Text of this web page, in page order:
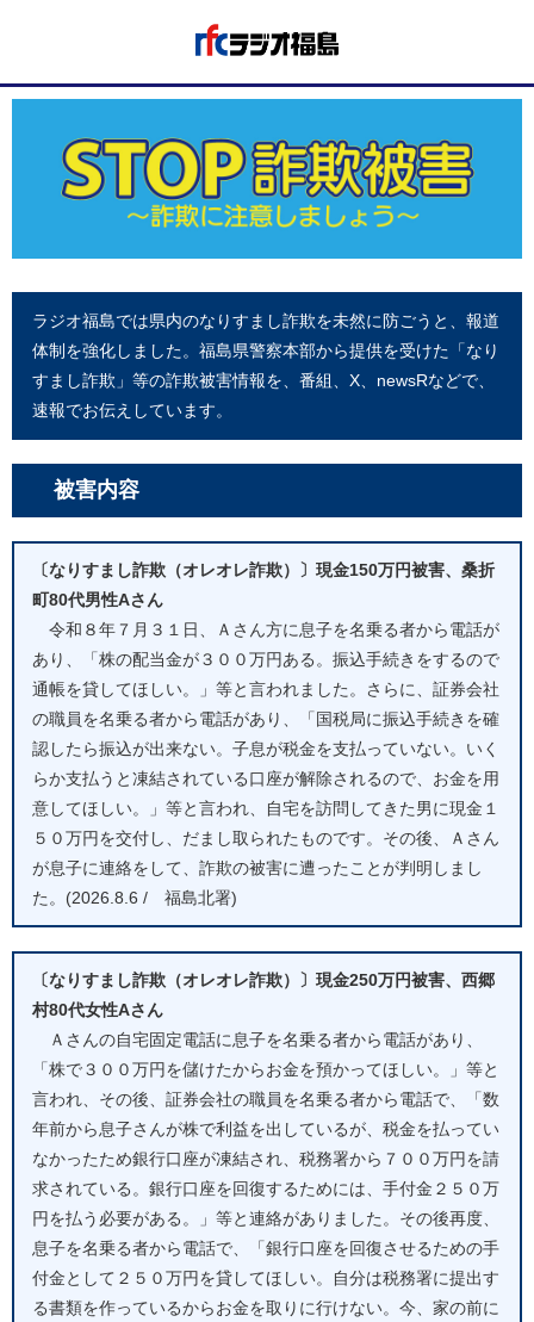
ラジオ福島では県内のなりすまし詐欺を未然に防ごうと、報道
体制を強化しました。福島県警察本部から提供を受けた「なり
すまし詐欺」等の詐欺被害情報を、番組、X、newsRなどで、
速報でお伝えしています。
被害内容
〔なりすまし詐欺（オレオレ詐欺）〕現金150万円被害、桑折
町80代男性Aさん
令和８年７月３１日、Ａさん方に息子を名乗る者から電話が
あり、「株の配当金が３００万円ある。振込手続きをするので
通帳を貸してほしい。」等と言われました。さらに、証券会社
の職員を名乗る者から電話があり、「国税局に振込手続きを確
認したら振込が出来ない。子息が税金を支払っていない。いく
らか支払うと凍結されている口座が解除されるので、お金を用
意してほしい。」等と言われ、自宅を訪問してきた男に現金１
５０万円を交付し、だまし取られたものです。その後、Ａさん
が息子に連絡をして、詐欺の被害に遭ったことが判明しまし
た。(2026.8.6 / 福島北署)
〔なりすまし詐欺（オレオレ詐欺）〕現金250万円被害、西郷
村80代女性Aさん
Ａさんの自宅固定電話に息子を名乗る者から電話があり、
「株で３００万円を儲けたからお金を預かってほしい。」等と
言われ、その後、証券会社の職員を名乗る者から電話で、「数
年前から息子さんが株で利益を出しているが、税金を払ってい
なかったため銀行口座が凍結され、税務署から７００万円を請
求されている。銀行口座を回復するためには、手付金２５０万
円を払う必要がある。」等と連絡がありました。その後再度、
息子を名乗る者から電話で、「銀行口座を回復させるための手
付金として２５０万円を貸してほしい。自分は税務署に提出す
る書類を作っているからお金を取りに行けない。今、家の前に